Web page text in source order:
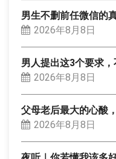
男生不删前任微信的
2026年8月8日
男人提出这3个要求
2026年8月8日
父母老后最大的心酸
2026年8月8日